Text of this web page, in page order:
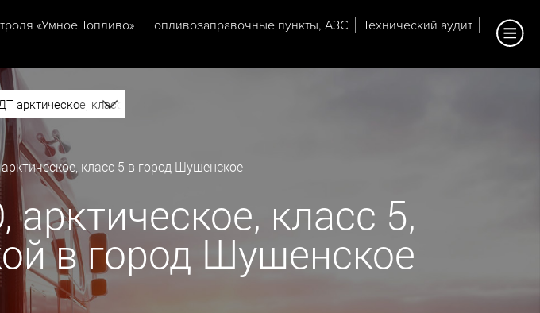
«Умное Топливо» Топливозаправочные пункты, АЗС
Технический аудит
арктическое, класс 5
класс 5 в город Шушенское
класс 5,
в город Шушенское